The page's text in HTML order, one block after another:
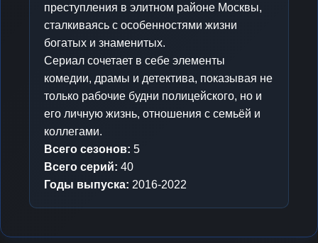
преступления в элитном районе Москвы,
сталкиваясь с особенностями жизни
богатых и знаменитых.
Сериал сочетает в себе элементы
комедии, драмы и детектива, показывая не
только рабочие будни полицейского, но и
его личную жизнь, отношения с семьёй и
коллегами.
Всего сезонов: 5
Всего серий: 40
Годы выпуска: 2016-2022